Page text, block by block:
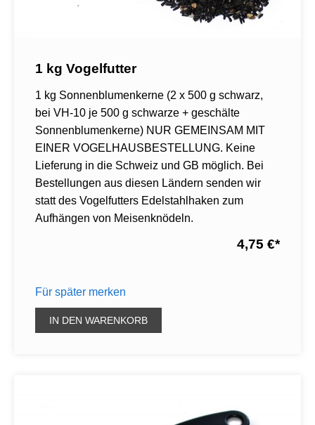
1 kg Vogelfutter
1 kg Sonnenblumenkerne (2 x 500 g schwarz,
bei VH-10 je 500 g schwarze + geschälte
Sonnenblumenkerne) NUR GEMEINSAM MIT
EINER VOGELHAUSBESTELLUNG. Keine
Lieferung in die Schweiz und GB möglich. Bei
Bestellungen aus diesen Ländern senden wir
statt des Vogelfutters Edelstahlhaken zum
Aufhängen von Meisenknödeln.
4,75 €*
Für später merken
IN DEN WARENKORB